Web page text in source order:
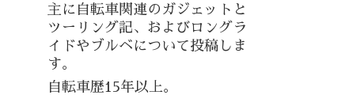
主に自転車関連のガジェットと
ツーリング記、およびロングラ
イドやブルベについて投稿しま
す。
自転車歴15年以上。